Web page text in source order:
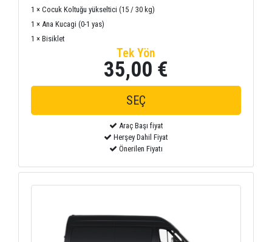
1 × Cocuk Koltuğu yükseltici (15 / 30 kg)
1 × Ana Kucagi (0-1 yas)
1 × Bisiklet
Tek Yön
35,00 €
Araç Başı fiyat
Herşey Dahil Fiyat
Önerilen Fiyatı